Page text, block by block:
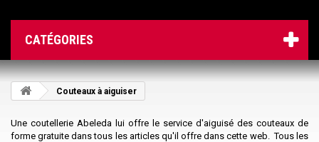
CATÉGORIES
Couteaux à aiguiser
Une coutellerie Abeleda lui offre le service d'aiguisé des couteaux de
forme gratuite dans tous les articles qu'il offre dans cette web. Tous les